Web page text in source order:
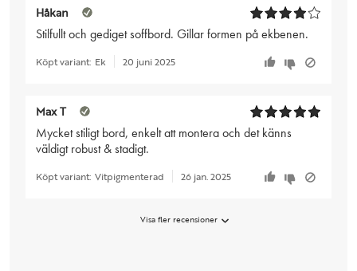
Håkan
Stilfullt och gediget soffbord. Gillar formen på ekbenen.
Köpt variant: Ek 20 juni 2025
Max T
Mycket stiligt bord, enkelt att montera och det känns
väldigt robust & stadigt.
Köpt variant: Vitpigmenterad 26 jan. 2025
Visa fler recensioner